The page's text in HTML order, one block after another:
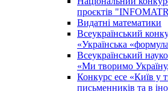
проєктів
Видатні математики
Всеукраїнський
«Українська
Всеукраїнський
«Ми творимо
Конкурс есе «Київ у
письменників та в